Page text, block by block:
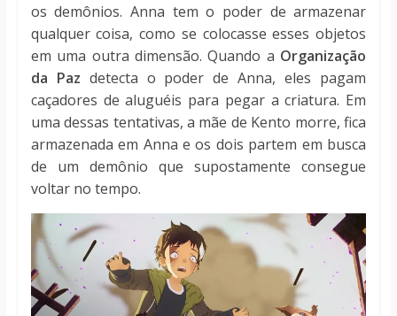
os demônios. Anna tem o poder de armazenar
qualquer coisa, como se colocasse esses objetos
em uma outra dimensão. Quando a Organização
da Paz detecta o poder de Anna, eles pagam
caçadores de aluguéis para pegar a criatura. Em
uma dessas tentativas, a mãe de Kento morre, fica
armazenada em Anna e os dois partem em busca
de um demônio que supostamente consegue
voltar no tempo.